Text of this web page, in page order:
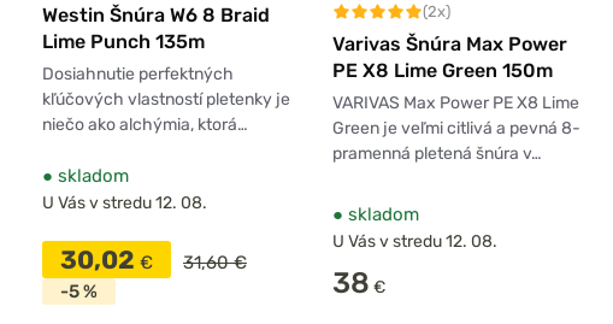
Westin Šnúra W6 8 Braid
Lime Punch 135m
Dosiahnutie perfektných
kľúčových vlastností pletenky je
niečo ako alchýmia, ktorá…
● skladom
U Vás v stredu 12. 08.
30,02 €
31,60 €
-5 %
(2x)
Varivas Šnúra Max Power
PE X8 Lime Green 150m
VARIVAS Max Power PE X8 Lime
Green je veľmi citlivá a pevná 8-
pramenná pletená šnúra v…
● skladom
U Vás v stredu 12. 08.
38 €